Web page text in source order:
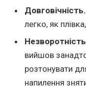
Довговічність.
легко, як
вийшов
розтонувати
напилення